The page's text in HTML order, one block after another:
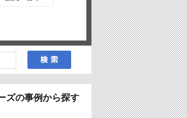
ズの事例から探す